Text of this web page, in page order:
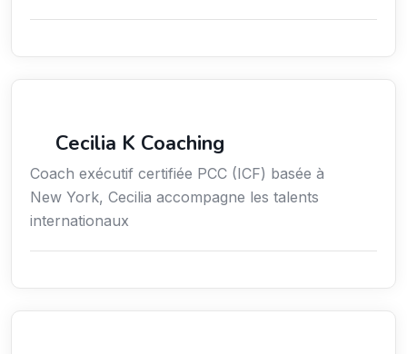
Cecilia K Coaching
Coach exécutif certifiée PCC (ICF) basée à
New York, Cecilia accompagne les talents
internationaux